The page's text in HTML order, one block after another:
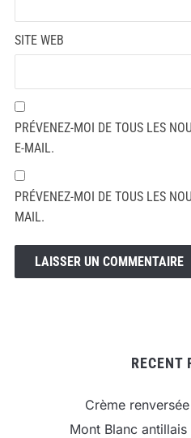
SITE WEB
PRÉVENEZ-MOI DE TOUS LES
E-MAIL.
PRÉVENEZ-MOI DE TOUS LES
MAIL.
RECENT
Crème
Mont Blanc